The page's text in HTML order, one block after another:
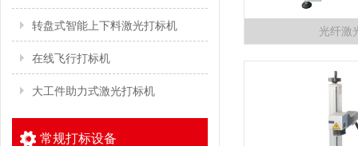
转盘式智能上下料激光打标机
在线飞行打标机
大工件助力式激光打标机
常规打标设备
光纤激